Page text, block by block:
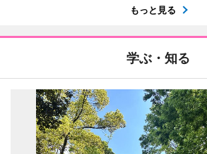
もっと見る
学ぶ・知る